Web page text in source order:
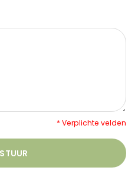
* Verplichte velden